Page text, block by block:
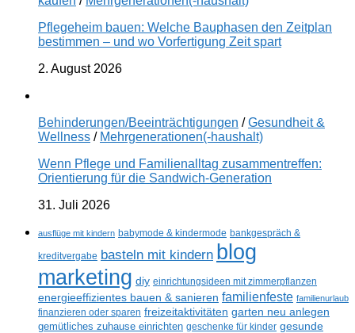
Pflegeheim bauen: Welche Bauphasen den Zeitplan
bestimmen – und wo Vorfertigung Zeit spart
2. August 2026
Behinderungen/Beeinträchtigungen /Gesundheit &
Wellness / Mehrgenerationen(-haushalt)
Wenn Pflege und Familienalltag zusammentreffen:
Orientierung für die Sandwich-Generation
31. Juli 2026
ausflüge mit kindern babymode & kindermode bankgespräch &
kreditvergabe basteln mit kindern blog
marketing diy einrichtungsideen mit zimmerpflanzen
energieeffizientes bauen & sanieren familienfeste familienurlaub
finanzieren oder sparen freizeitaktivitäten garten neu anlegen
gemütliches zuhause einrichten geschenke für kinder gesunde